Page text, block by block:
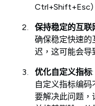
Ctrl+Shift+Esc
保持稳定的互联
确保稳定快速的
迟，这可能会导
优化自定义指标:
自定义指标编
要解决此问题，